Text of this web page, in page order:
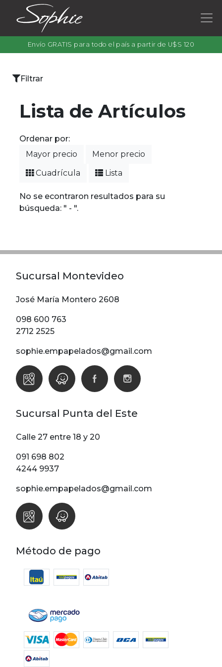
Envío GRATIS para todo el país a partir de U$S 120
×
Filtrar
por
color
Abstracto
Botanico
Escoces Y
Espiga
Guardas
Infantiles
Ladrillo
Liso
Madera
Raya
Rombos
SALE
Oportunidades
Varios
Filtrar
Filtrar
Lista de Artículos
Ordenar por:
Mayor precio
Menor precio
Cuadrícula
Lista
No se econtraron resultados para su
búsqueda: " - ".
Sucursal Montevideo
José María Montero 2608
098 600 763
2712 2525
sophie.empapelados@gmail.com
Sucursal Punta del Este
Calle 27 entre 18 y 20
091 698 802
4244 9937
sophie.empapelados@gmail.com
Método de pago